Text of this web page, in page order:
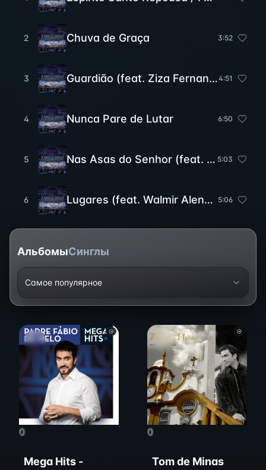
2 Chuva de Graça 3:52
3 Guardião (feat. Ziza Fernandes)4:51
4 Nunca Pare de Lutar 6:50
5 Nas Asas do Senhor (feat. Celina Borges) 5:03
6 Lugares (feat. Walmir Alencar) 5:06
АльбомыСинглы
Самое популярное
0
Mega Hits -
0
Tom de Minas